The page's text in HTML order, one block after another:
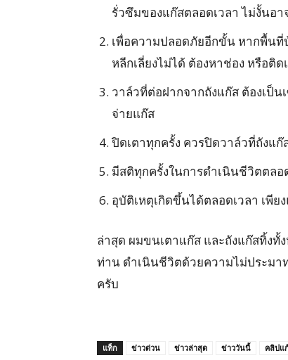
รั่วซึมของแก๊สตลอดเวลา ไม่งั้นอ
เพื่อความปลอดภัยอีกขั้น หากพื้น
หลีกเลี่ยงไม่ได้ ต้องหาช่อง หรือติ
วาล์วที่ต่อฝากจากถังแก๊ส ต้องเป็
จ่ายแก๊ส
ปิดเตาทุกครั้ง ควรปิดวาล์วที่ถังแ
มีสติทุกครั้งในการดำเนินชีวิตตลอ
อุบัติเหตุเกิดขึ้นได้ตลอดเวลา เพีย
ล่าสุด ผมขนเตาแก๊ส และถังแก๊สทิ้งทั้
ท่าน ดำเนินชีวิตด้วยความไม่ประมา
ครับ
แท็ก ข่าวด่วน ข่าวล่าสุด ข่าววันนี้ คลิปแ